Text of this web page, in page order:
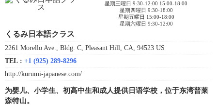
星期三曜日 9:30-12:00 15:00-18:00
星期四曜日 9:30-18:00
星期五曜日 15:00-18:00
星期六曜日 9:30-12:00
くるみ日本語クラス
2261 Morello Ave., Bldg. C, Pleasant Hill, CA, 94523 US
TEL : +1 (925) 289-8296
http://kurumi-japanese.com/
为婴儿、小学生、初高中生和成人提供日语学校，位于东湾普莱
森特山。